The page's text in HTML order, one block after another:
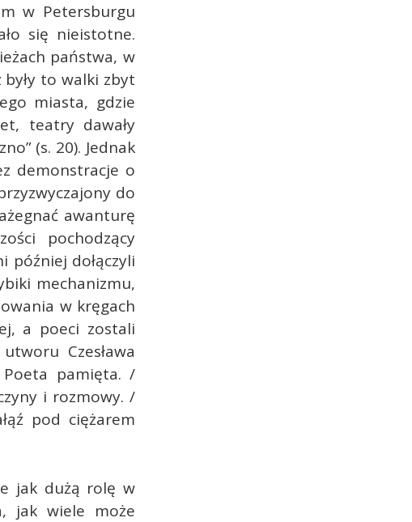
w Petersburgu
się nieistotne.
państwa, w
były to walki zbyt
miasta, gdzie
teatry dawały
(s. 20). Jednak
demonstracje o
do
awanturę
pochodzący
później dołączyli
mechanizmu,
w kręgach
a poeci zostali
Czesława
Poeta pamięta. /
i rozmowy. /
pod ciężarem
jak dużą rolę w
jak wiele może